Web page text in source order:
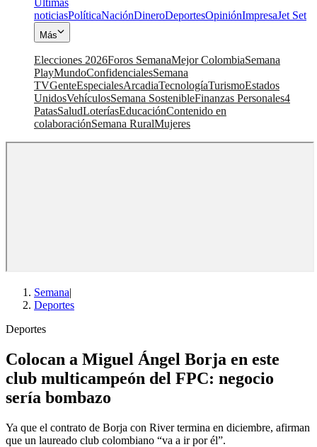
noticiasPolíticaNaciónDineroDeportesOpiniónImpresaJet Set
Más
Elecciones 2026Foros SemanaMejor ColombiaSemana
PlayMundoConfidencialesSemana
TVGenteEspecialesArcadiaTecnologíaTurismoEstados
UnidosVehículosSemana SostenibleFinanzas Personales4
PatasSaludLoteríasEducaciónContenido en
colaboraciónSemana RuralMujeres
Semana|
Deportes
Deportes
Colocan a Miguel Ángel Borja en este
club multicampeón del FPC: negocio
sería bombazo
Ya que el contrato de Borja con River termina en diciembre, afirman
que un laureado club colombiano “va a ir por él”.